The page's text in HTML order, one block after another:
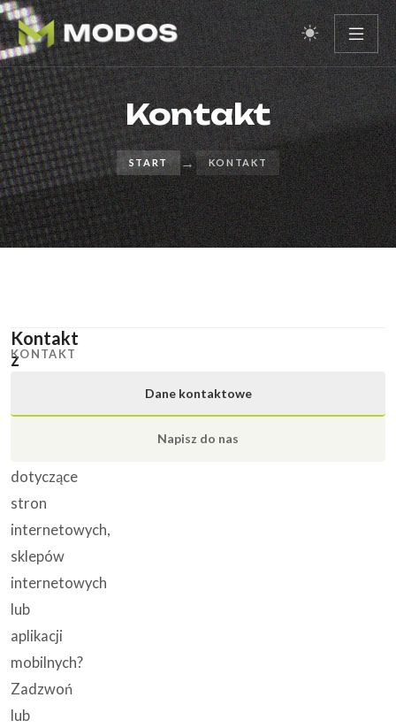
Kontakt
START → KONTAKT
KONTAKT
Dane kontaktowe
Napisz do nas
Kontakt
z
dotyczące
stron
internetowych,
sklepów
internetowych
lub
aplikacji
mobilnych?
Zadzwoń
lub